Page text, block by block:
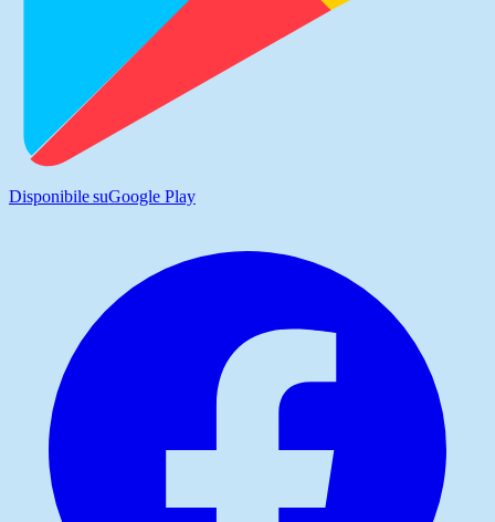
Disponibile suGoogle Play